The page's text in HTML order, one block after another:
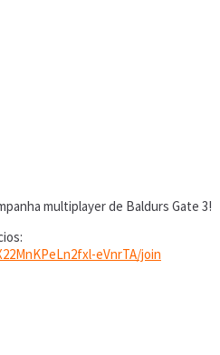
multiplayer de Baldurs Gate 3!
eVnrTA/join